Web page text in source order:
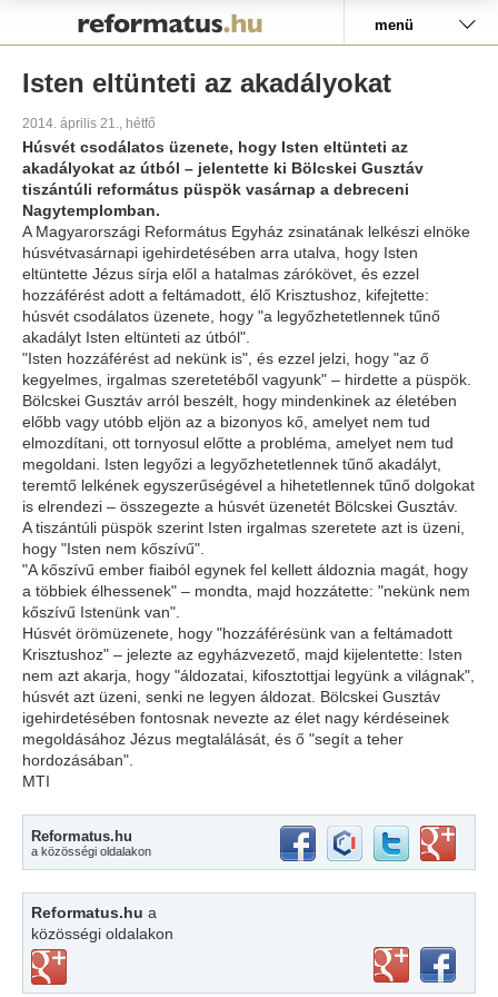
menü
Isten eltünteti az akadályokat
2014. április 21., hétfő
Húsvét csodálatos üzenete, hogy Isten eltünteti az
akadályokat az útból – jelentette ki Bölcskei Gusztáv
tiszántúli református püspök vasárnap a debreceni
Nagytemplomban.
A Magyarországi Református Egyház zsinatának lelkészi elnöke
húsvétvasárnapi igehirdetésében arra utalva, hogy Isten
eltüntette Jézus sírja elől a hatalmas zárókövet, és ezzel
hozzáférést adott a feltámadott, élő Krisztushoz, kifejtette:
húsvét csodálatos üzenete, hogy "a legyőzhetetlennek tűnő
akadályt Isten eltünteti az útból".
"Isten hozzáférést ad nekünk is", és ezzel jelzi, hogy "az ő
kegyelmes, irgalmas szeretetéből vagyunk" – hirdette a püspök.
Bölcskei Gusztáv arról beszélt, hogy mindenkinek az életében
előbb vagy utóbb eljön az a bizonyos kő, amelyet nem tud
elmozdítani, ott tornyosul előtte a probléma, amelyet nem tud
megoldani. Isten legyőzi a legyőzhetetlennek tűnő akadályt,
teremtő lelkének egyszerűségével a hihetetlennek tűnő dolgokat
is elrendezi – összegezte a húsvét üzenetét Bölcskei Gusztáv.
A tiszántúli püspök szerint Isten irgalmas szeretete azt is üzeni,
hogy "Isten nem kőszívű".
"A kőszívű ember fiaiból egynek fel kellett áldoznia magát, hogy
a többiek élhessenek" – mondta, majd hozzátette: "nekünk nem
kőszívű Istenünk van".
Húsvét örömüzenete, hogy "hozzáférésünk van a feltámadott
Krisztushoz" – jelezte az egyházvezető, majd kijelentette: Isten
nem azt akarja, hogy "áldozatai, kifosztottjai legyünk a világnak",
húsvét azt üzeni, senki ne legyen áldozat. Bölcskei Gusztáv
igehirdetésében fontosnak nevezte az élet nagy kérdéseinek
megoldásához Jézus megtalálását, és ő "segít a teher
hordozásában".
MTI
Reformatus.hu
a közösségi oldalakon
Reformatus.hu a
közösségi oldalakon